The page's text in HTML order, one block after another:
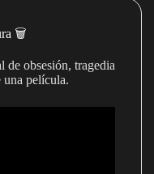
🗑️
de obsesión, tragedia
una película.